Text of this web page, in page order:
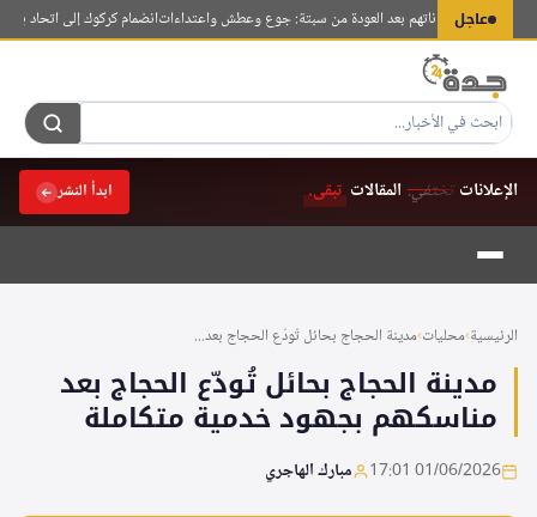
عاجل
يروون معاناتهم بعد العودة من سبتة: جوع وعطش واعتداءاتانضمام كركوك إلى اتحاد بلديات
الإعلانات تختفي.المقالات تبقى. ابدأ النشر
التجاوز
المحتوى
الرئيسية›محليات›مدينة الحجاج بحائل تُودّع الحجاج بعد...
مدينة الحجاج بحائل تُودّع الحجاج بعد
مناسكهم بجهود خدمية متكاملة
01/06/2026 17:01 مبارك الهاجري